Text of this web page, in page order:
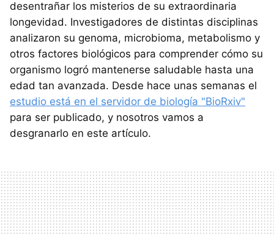
desentrañar los misterios de su extraordinaria
longevidad. Investigadores de distintas disciplinas
analizaron su genoma, microbioma, metabolismo y
otros factores biológicos para comprender cómo su
organismo logró mantenerse saludable hasta una
edad tan avanzada. Desde hace unas semanas el
estudio está en el servidor de biología "BioRxiv"
para ser publicado, y nosotros vamos a
desgranarlo en este artículo.